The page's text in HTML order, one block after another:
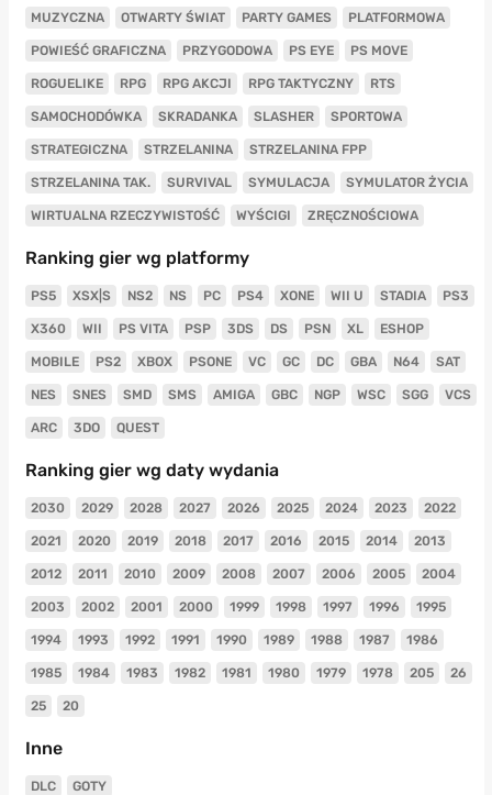
MUZYCZNA OTWARTY ŚWIAT PARTY GAMES PLATFORMOWA
POWIEŚĆ GRAFICZNA PRZYGODOWA PS EYE PS MOVE
ROGUELIKE RPG RPG AKCJI RPG TAKTYCZNY RTS
SAMOCHODÓWKA SKRADANKA SLASHER SPORTOWA
STRATEGICZNA STRZELANINA STRZELANINA FPP
STRZELANINA TAK. SURVIVAL SYMULACJA SYMULATOR ŻYCIA
WIRTUALNA RZECZYWISTOŚĆ WYŚCIGI ZRĘCZNOŚCIOWA
Ranking gier wg platformy
PS5 XSX|S NS2 NS PC PS4 XONE WII U STADIA PS3
X360 WII PS VITA PSP 3DS DS PSN XL ESHOP
MOBILE PS2 XBOX PSONE VC GC DC GBA N64 SAT
NES SNES SMD SMS AMIGA GBC NGP WSC SGG VCS
ARC 3DO QUEST
Ranking gier wg daty wydania
2030 2029 2028 2027 2026 2025 2024 2023 2022
2021 2020 2019 2018 2017 2016 2015 2014 2013
2012 2011 2010 2009 2008 2007 2006 2005 2004
2003 2002 2001 2000 1999 1998 1997 1996 1995
1994 1993 1992 1991 1990 1989 1988 1987 1986
1985 1984 1983 1982 1981 1980 1979 1978 205 26
25 20
Inne
DLC GOTY